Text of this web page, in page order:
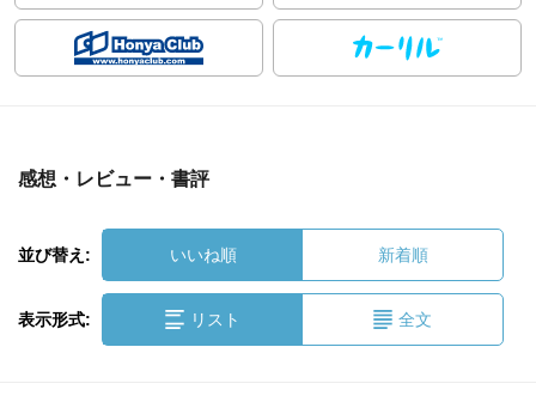
感想・レビュー・書評
並び替え: いいね順 新着順
表示形式: リスト 全文